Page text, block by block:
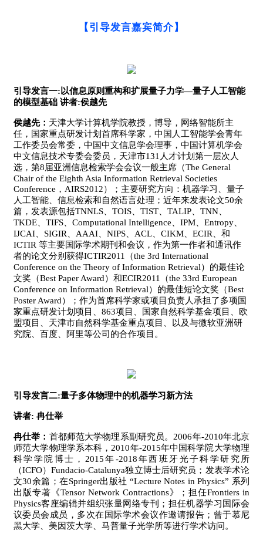
【引导发言嘉宾简介】
引导发言一:以信息原则重构和扩展量子力学—量子人工智能
的模型基础 讲者:侯越先
侯越先： 天津大学计算机学院教授，博导，网络智能所主
任，国家重点研发计划首席科学家，中国人工智能学会青年
工作委员会常委，中国中文信息学会理事，中国计算机学会
中文信息技术专委会委员，天津市131人才计划第一层次人
选，第8届亚洲信息检索学会会议一般主席（The General
Chair of the Eighth Asia Information Retrieval Societies
Conference，AIRS2012）；主要研究方向：机器学习、量子
人工智能、信息检索和自然语言处理；近年来发表论文50余
篇，发表源包括TNNLS、TOIS、TIST、TALIP、TNN、
TKDE、TIFS、Computational Intelligence、IPM、Entropy、
IJCAI、SIGIR、AAAI、NIPS、ACL、CIKM、ECIR、和
ICTIR 等主要国际学术期刊和会议，作为第一作者和通讯作
者的论文分别获得ICTIR2011（the 3rd International
Conference on the Theory of Information Retrieval）的最佳论
文奖（Best Paper Award）和ECIR2011（the 33rd European
Conference on Information Retrieval）的最佳短论文奖（Best
Poster Award）；作为首席科学家或项目负责人承担了多项国
家重点研发计划项目、863项目、国家自然科学基金项目、欧
盟项目、天津市自然科学基金重点项目、以及与微软亚洲研
究院、百度、阿里等公司的合作项目。
引导发言二:量子多体物理中的机器学习新方法
讲者: 冉仕举
冉仕举 ： 首都师范大学物理系副研究员。 2006年-2010年北京
师范大学物理学系本科， 2010年-2015年中国科学院大学物理
科学学院博士， 2015年-2018年西班牙光子科学研究所
（ICFO）Fundacio-Catalunya独立博士后研究员；发表学术论
文30余篇；在Springer出版社 “Lecture Notes in Physics” 系列
出版专著《Tensor Network Contractions》；担任Frontiers in
Physics客座编辑并组织张量网络专刊；担任机器学习国际会
议委员会成员，多次在国际学术会议作邀请报告；曾于慕尼
黑大学、美因茨大学、马普量子光学所等进行学术访问。